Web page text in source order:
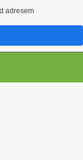
adresem